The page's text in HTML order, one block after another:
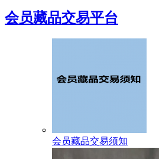
会员藏品交易平台
会员藏品交易须知